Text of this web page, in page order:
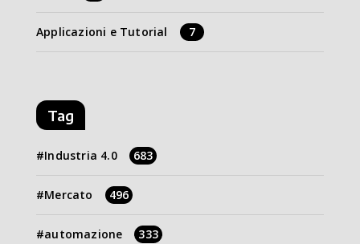
Applicazioni e Tutorial 7
Tag
Industria 4.0 683
Mercato 496
automazione 333